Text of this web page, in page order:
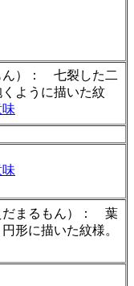
）： 七裂した二
ように描いた紋
だまるもん）： 葉
形に描いた紋様。